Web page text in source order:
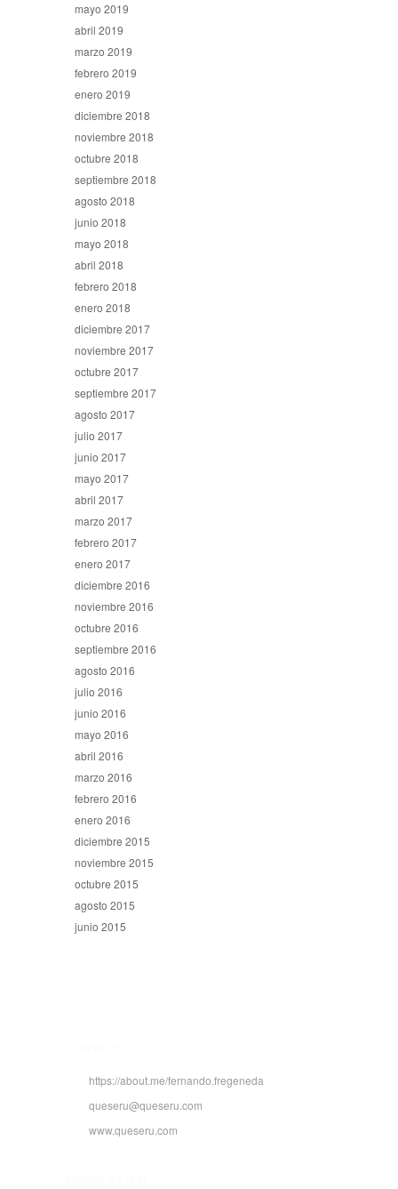
mayo 2019
abril 2019
marzo 2019
febrero 2019
enero 2019
diciembre 2018
noviembre 2018
octubre 2018
septiembre 2018
agosto 2018
junio 2018
mayo 2018
abril 2018
febrero 2018
enero 2018
diciembre 2017
noviembre 2017
octubre 2017
septiembre 2017
agosto 2017
julio 2017
junio 2017
mayo 2017
abril 2017
marzo 2017
febrero 2017
enero 2017
diciembre 2016
noviembre 2016
octubre 2016
septiembre 2016
agosto 2016
julio 2016
junio 2016
mayo 2016
abril 2016
marzo 2016
febrero 2016
enero 2016
diciembre 2015
noviembre 2015
octubre 2015
agosto 2015
junio 2015
https://about.me/fernando.fregeneda
queseru@queseru.com
www.queseru.com